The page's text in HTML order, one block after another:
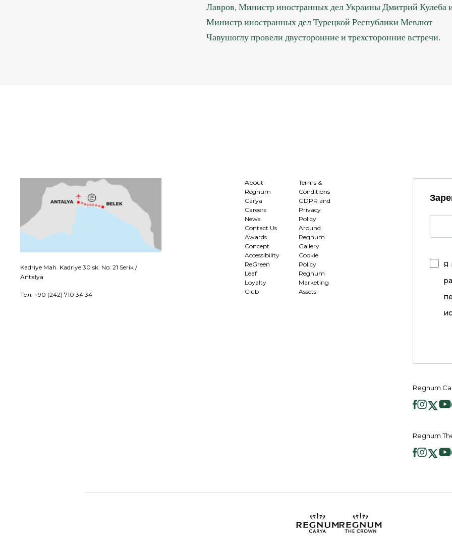
Лавров, Министр иностранных дел Украины Дмитрий Кулеба
Министр иностранных дел Турецкой Республики Мевлют
Чавушоглу провели двусторонние и трехсторонние встречи.
Kadriye Mah. Kadriye 30 sk. No: 21 Serik /
Antalya
Тел: +90 (242) 710 34 34
About
Regnum
Carya
Careers
News
Contact Us
Awards
Concept
Accessibility
ReGreen
Leaf
Loyalty
Club
Terms &
Conditions
GDPR and
Privacy
Policy
Around
Regnum
Gallery
Cookie
Policy
Regnum
Marketing
Assets
Я
Regnum
Regnum